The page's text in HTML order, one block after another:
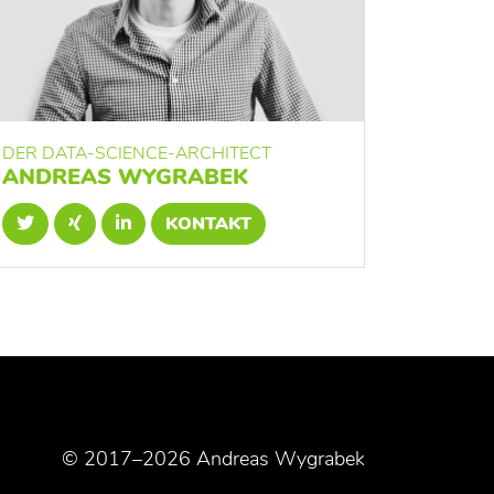
DER DATA-SCIENCE-ARCHITECT
ANDREAS WYGRABEK
KONTAKT
© 2017–2026 Andreas Wygrabek